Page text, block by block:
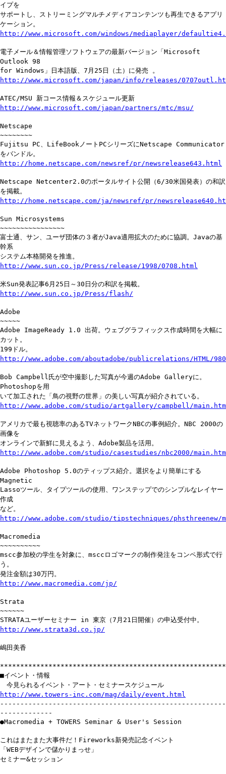
イプを
サポートし、ストリーミングマルチメディアコンテンツも再生できるアプリ
ケーション。
http://www.microsoft.com/windows/mediaplayer/
電子メール＆情報管理ソフトウェアの最新バージョン「Microsoft
Outlook 98
for Windows」日本語版、7月25日（土）に発売 。
http://www.microsoft.com/japan/info/releases/
ATEC/MSU 新コース情報＆スケジュール更新
http://www.microsoft.com/japan/partners/mtc/msu/
Netscape
~~~~~~~~
Fujitsu PC、LifeBookノートPCシリーズにNetscape Communicator
をバンドル。
http://home.netscape.com/newsref/pr/newsrelease643.html
Netscape Netcenter2.0のポータルサイト公開（6/30米国発表）の和訳
を掲載。
http://home.netscape.com/ja/newsref/pr/
Sun Microsystems
~~~~~~~~~~~~~~~~
富士通、サン、ユーザ団体の３者がJava適用拡大のために協調。Javaの基
幹系
システム本格開発を推進。
http://www.sun.co.jp/Press/release/1998/0708.html
米Sun発表記事6月25日～30日分の和訳を掲載。
http://www.sun.co.jp/Press/flash/
Adobe
~~~~~
Adobe ImageReady 1.0 出荷。ウェブグラフィックス作成時間を大幅に
カット。
199ドル。
http://www.adobe.com/aboutadobe/publicrelations/HTML/
Bob Campbell氏が空中撮影した写真が今週のAdobe Galleryに。
Photoshopを用
いて加工された「鳥の視野の世界」の美しい写真が紹介されている。
http://www.adobe.com/studio/artgallery/campbell/
アメリカで最も視聴率のあるTVネットワークNBCの事例紹介。NBC 2000の
画像を
オンラインで新鮮に見えるよう、Adobe製品を活用。
http://www.adobe.com/studio/casestudies/nbc2000/
Adobe Photoshop 5.0のティップス紹介。選択をより簡単にする
Magnetic
Lassoツール、タイプツールの使用、ワンステップでのシンプルなレイヤー
作成
など。
http://www.adobe.com/studio/tipstechniques/phsthreenew/
Macromedia
~~~~~~~~~~
mscc参加校の学生を対象に、msccロゴマークの制作発注をコンペ形式で行
う。
発注金額は30万円。
http://www.macromedia.com/jp/
Strata
~~~~~~
STRATAユーザーセミナー in 東京（7月21日開催）の申込受付中。
http://www.strata3d.co.jp/
嶋田美香
■イベント・情報
今見られるイベント・アート・セミナースケジュール
http://www.towers-inc.com/mag/daily/event.html
--------------------------------------------------------
-------------
●Macromedia + TOWERS Seminar & User's Session
これはまたまた大事件だ！Fireworks新発売記念イベント
「WEBデザインで儲かりまっせ」
セミナー&セッション